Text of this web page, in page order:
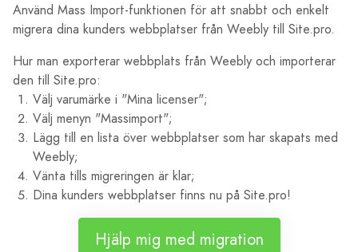
Använd Mass Import-funktionen för att snabbt och enkelt
migrera dina kunders webbplatser från Weebly till Site.pro.
Hur man exporterar webbplats från Weebly och importerar
den till Site.pro:
Välj varumärke i "Mina licenser";
Välj menyn "Massimport";
Lägg till en lista över webbplatser som har skapats med
Weebly;
Vänta tills migreringen är klar;
Dina kunders webbplatser finns nu på Site.pro!
Hjälp mig med migration